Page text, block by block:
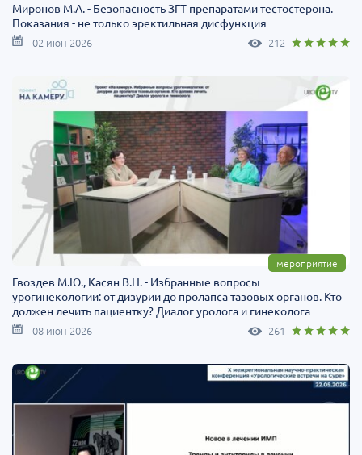
Миронов М.А. - Безопасность ЗГТ препаратами тестостерона.
Показания - не только эректильная дисфункция
02 июн 2026 212
мероприятие
Гвоздев М.Ю., Касян В.Н. - Избранные вопросы
урогинекологии: от дизурии до пролапса тазовых органов. Кто
должен лечить пациентку? Диалог уролога и гинеколога
08 июн 2026 261